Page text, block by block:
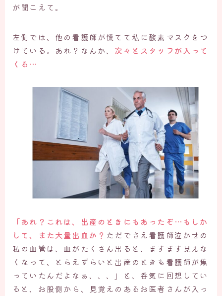
が聞こえて。
左側では、他の看護師が慌てて私に酸素マスクをつ
けている。あれ？なんか、 次々とスタッフが入って
くる…
「あれ？これは、出産のときにもあったぞ…もしか
して、また大量出血か？ ただでさえ看護師泣かせの
私の血管は、血がたくさん出ると、ますます見えな
くなって、とらえずらいと出産のときも看護師が焦
っていたんだよなぁ、、、」と、呑気に回想してい
ると、お股側から、見覚えのあるお医者さんが入っ